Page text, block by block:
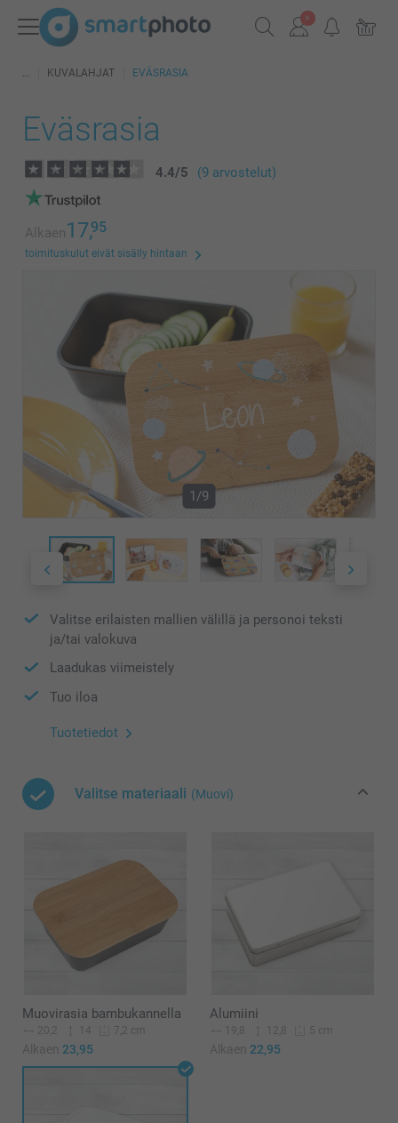
KUVALAHJAT EVÄSRASIA
Eväsrasia
4.4/5 (9 arvostelut)
Alkaen17,95
toimituskulut eivät sisälly hintaan
1/9
Valitse erilaisten mallien välillä ja personoi teksti
ja/tai valokuva
Laadukas viimeistely
Tuo iloa
Tuotetiedot
Valitse materiaali (Muovi)
Muovirasia bambukannella
20,2 14 7,2 cm
Alkaen 23,95
Alumiini
19,8 12,8 5 cm
Alkaen 22,95